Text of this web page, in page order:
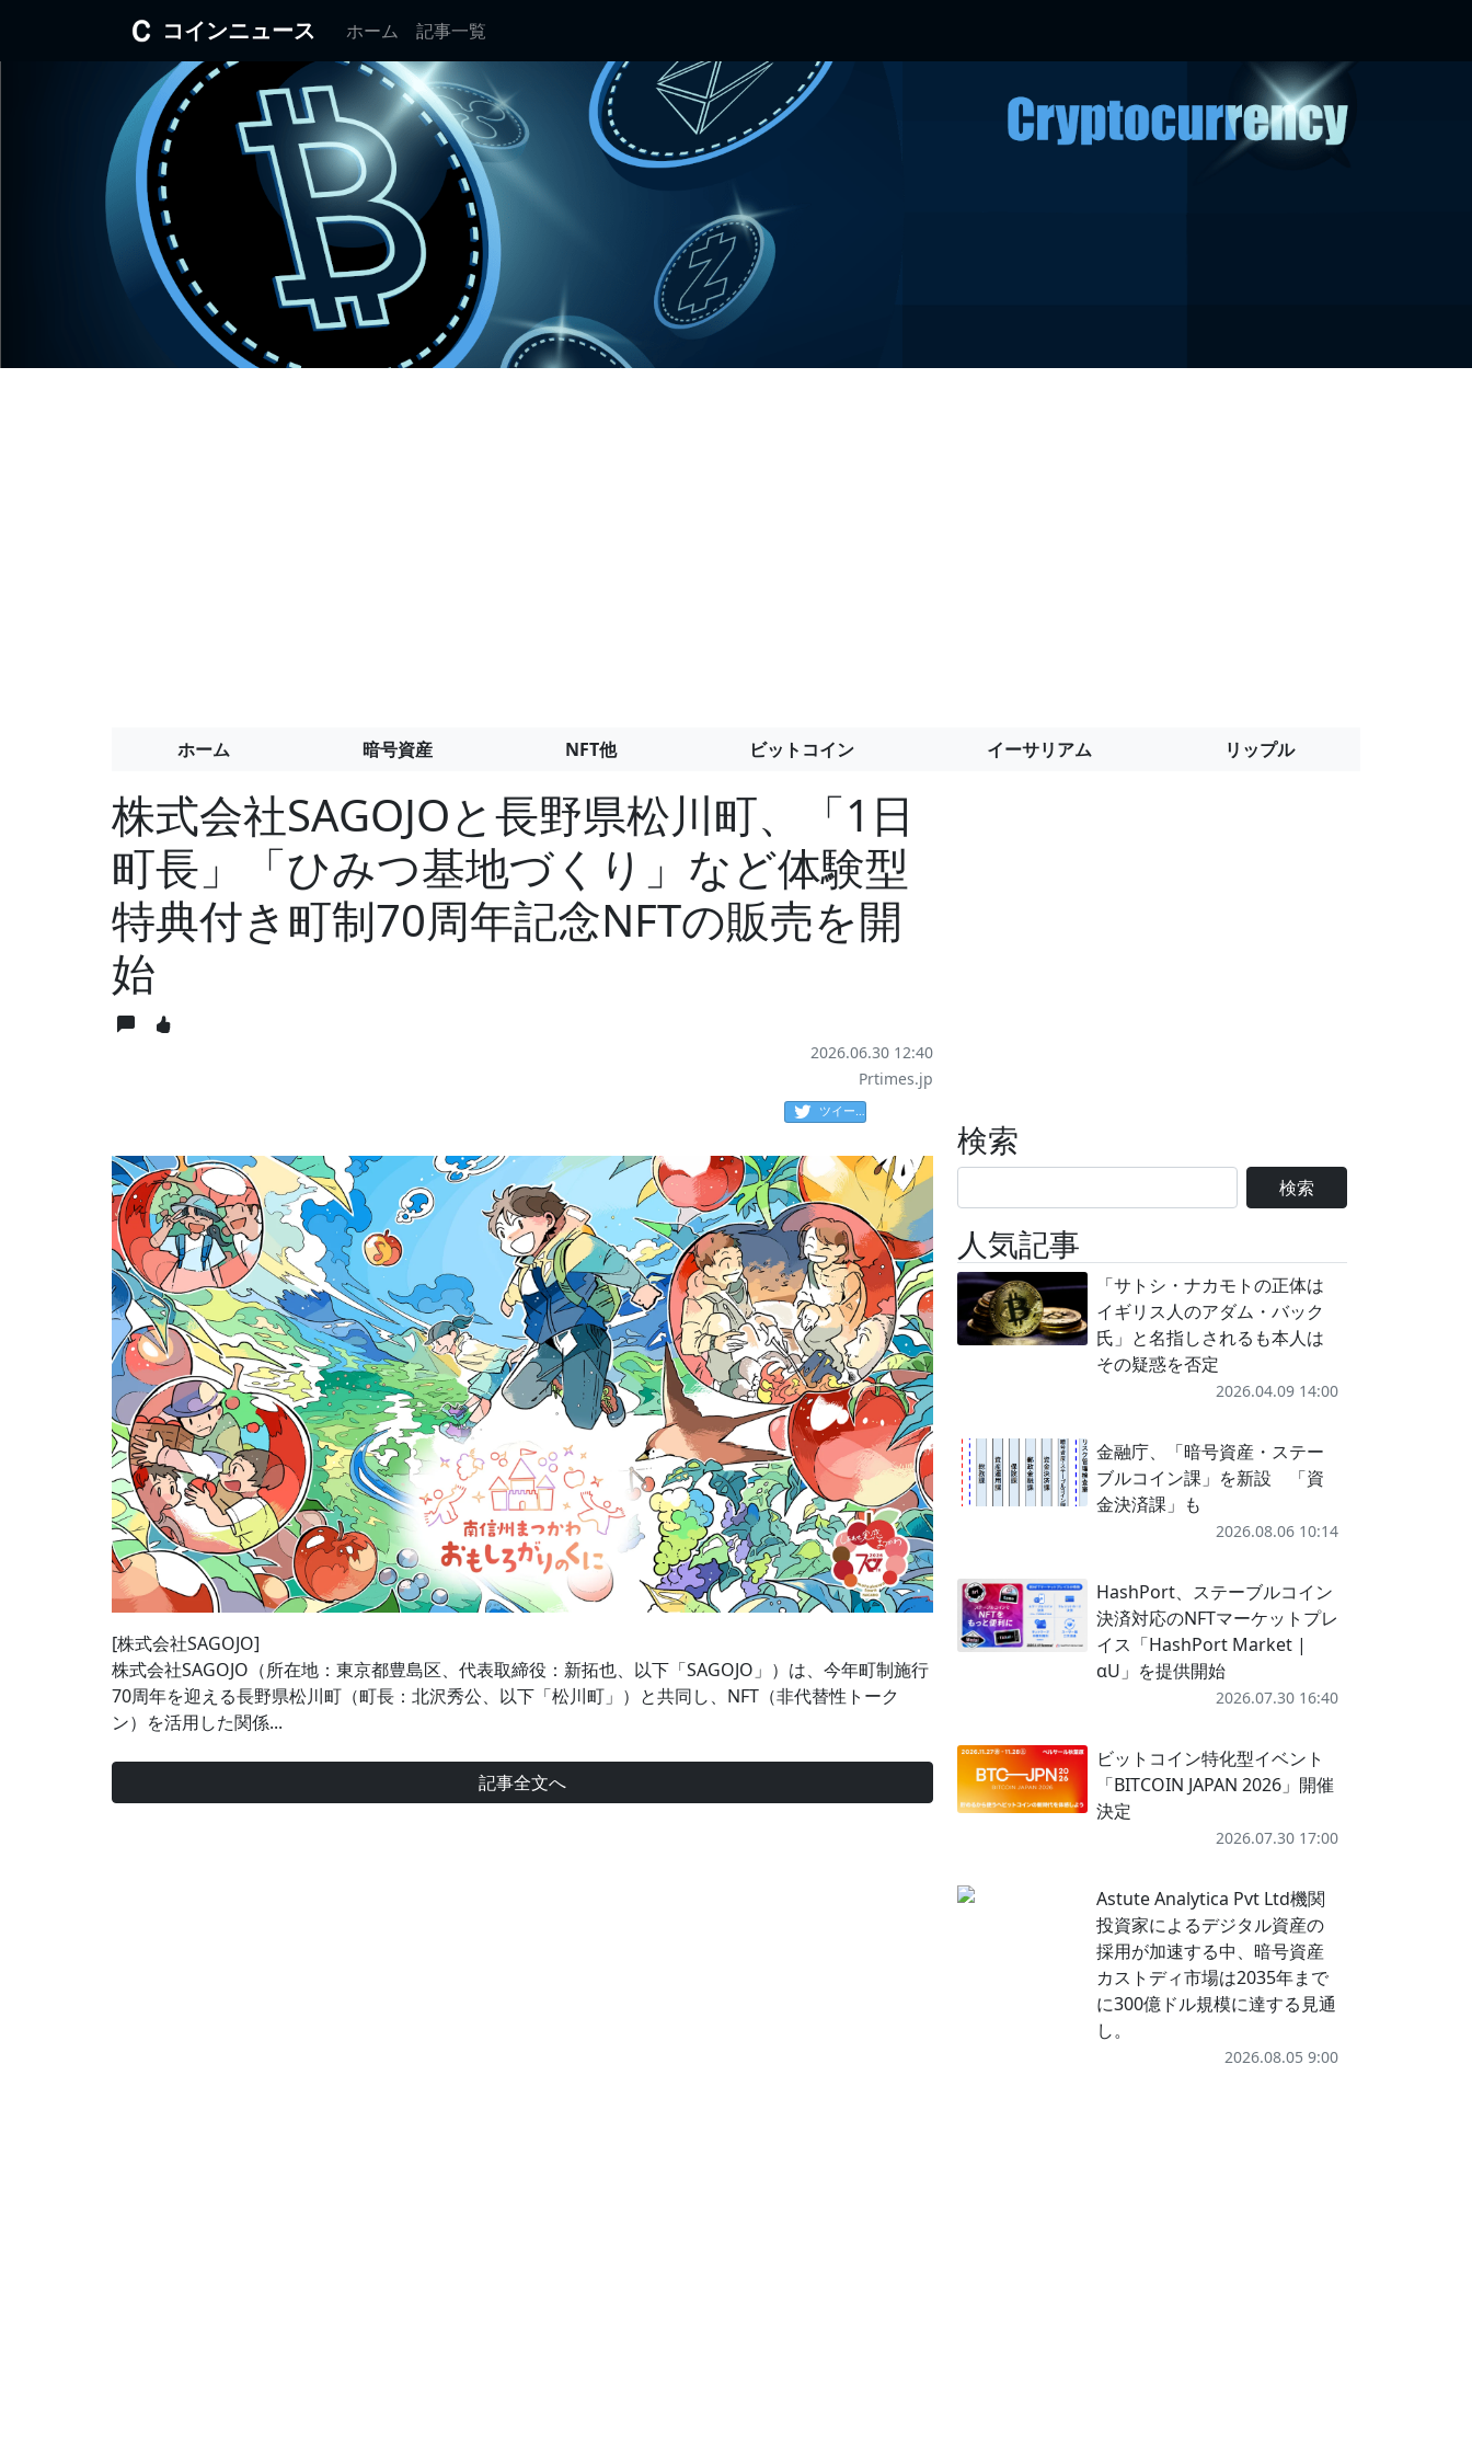
コインニュース ホーム 記事一覧
ホーム 暗号資産 NFT他 ビットコイン イーサリアム リップル
株式会社SAGOJOと長野県松川町、「1日
町長」「ひみつ基地づくり」など体験型
特典付き町制70周年記念NFTの販売を開
始
2026.06.30 12:40
Prtimes.jp
ツイート
[株式会社SAGOJO]
株式会社SAGOJO（所在地：東京都豊島区、代表取締役：新拓也、以下「SAGOJO」）は、今年町制施行
70周年を迎える長野県松川町（町長：北沢秀公、以下「松川町」）と共同し、NFT（非代替性トーク
ン）を活用した関係...
記事全文へ
検索
検索
人気記事
「サトシ・ナカモトの正体は
イギリス人のアダム・バック
氏」と名指しされるも本人は
その疑惑を否定
2026.04.09 14:00
金融庁、「暗号資産・ステー
ブルコイン課」を新設 「資
金決済課」も
2026.08.06 10:14
HashPort、ステーブルコイン
決済対応のNFTマーケットプレ
イス「HashPort Market |
αU」を提供開始
2026.07.30 16:40
ビットコイン特化型イベント
「BITCOIN JAPAN 2026」開催
決定
2026.07.30 17:00
Astute Analytica Pvt Ltd機関
投資家によるデジタル資産の
採用が加速する中、暗号資産
カストディ市場は2035年まで
に300億ドル規模に達する見通
し。
2026.08.05 9:00